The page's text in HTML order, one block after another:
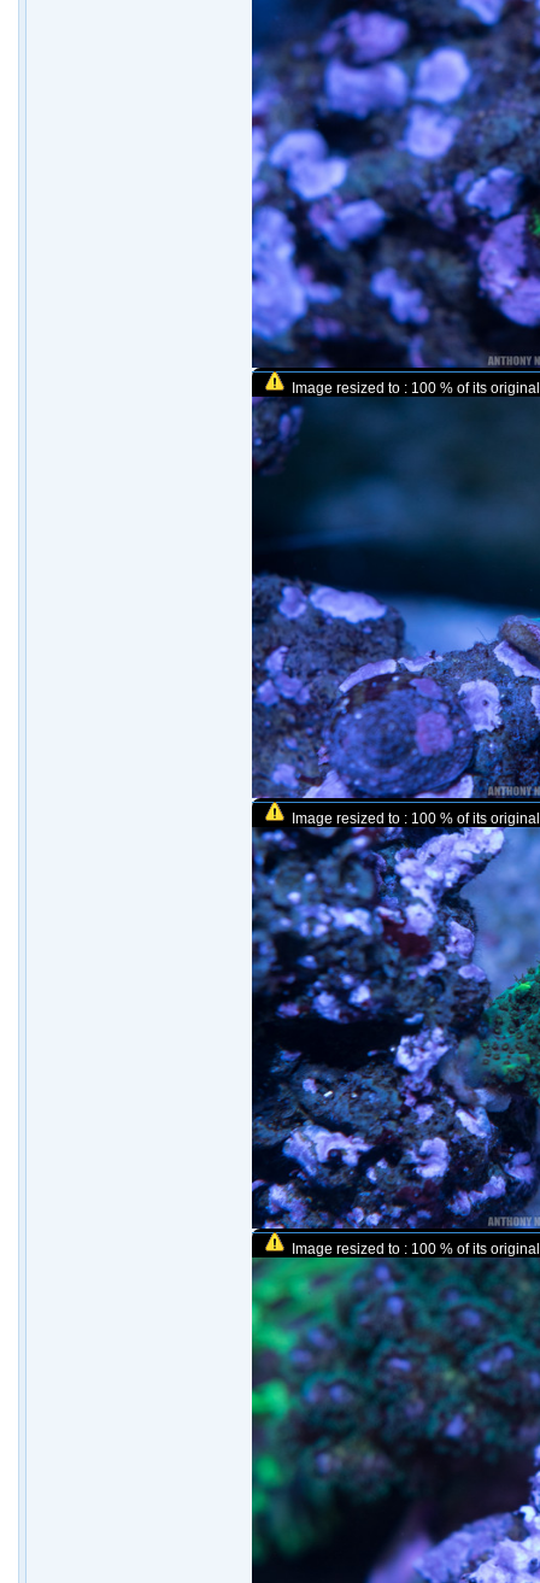
Image resized to : 100 % of its
Image resized to : 100 % of its
Image resized to : 100 % of its